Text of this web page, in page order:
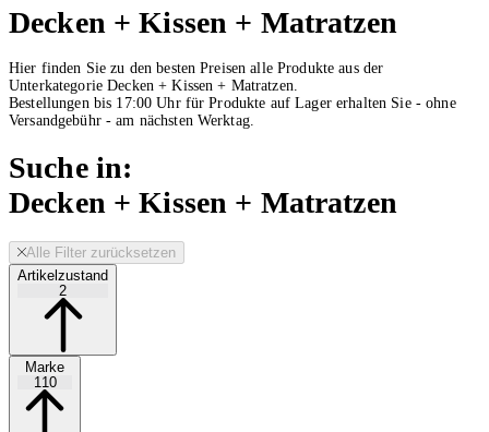
Decken + Kissen + Matratzen
Hier finden Sie zu den besten Preisen alle Produkte aus der
Unterkategorie Decken + Kissen + Matratzen.
Bestellungen bis 17:00 Uhr für Produkte auf Lager erhalten Sie - ohne
Versandgebühr - am nächsten Werktag.
Suche in:
Decken + Kissen + Matratzen
Alle Filter zurücksetzen
Artikelzustand
2
Marke
110